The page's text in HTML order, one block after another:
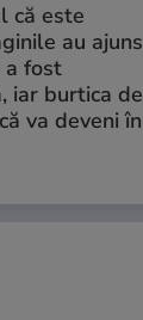
că este
au ajuns
a fost
iar burtica de
va deveni în